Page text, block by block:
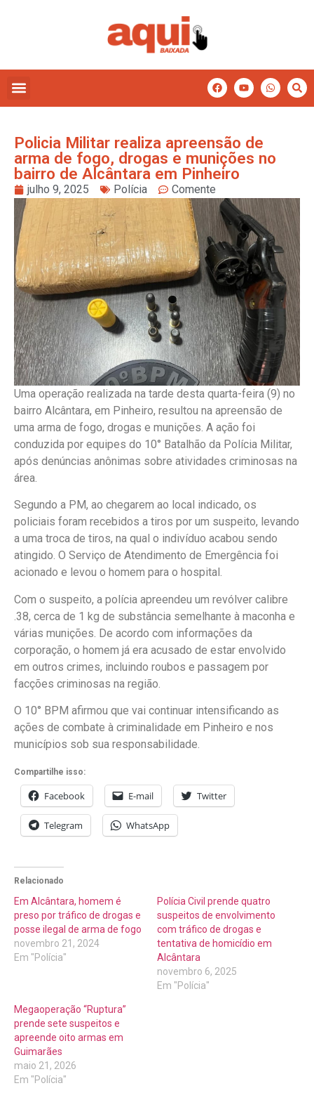
Policia Militar realiza apreensão de
arma de fogo, drogas e munições no
bairro de Alcântara em Pinheiro
julho 9, 2025 Polícia Comente
Uma operação realizada na tarde desta quarta-feira (9) no
bairro Alcântara, em Pinheiro, resultou na apreensão de
uma arma de fogo, drogas e munições. A ação foi
conduzida por equipes do 10° Batalhão da Polícia Militar,
após denúncias anônimas sobre atividades criminosas na
área.
Segundo a PM, ao chegarem ao local indicado, os
policiais foram recebidos a tiros por um suspeito, levando
a uma troca de tiros, na qual o indivíduo acabou sendo
atingido. O Serviço de Atendimento de Emergência foi
acionado e levou o homem para o hospital.
Com o suspeito, a polícia apreendeu um revólver calibre
.38, cerca de 1 kg de substância semelhante à maconha e
várias munições. De acordo com informações da
corporação, o homem já era acusado de estar envolvido
em outros crimes, incluindo roubos e passagem por
facções criminosas na região.
O 10° BPM afirmou que vai continuar intensificando as
ações de combate à criminalidade em Pinheiro e nos
municípios sob sua responsabilidade.
Compartilhe isso:
Facebook E-mail Twitter
Telegram WhatsApp
Relacionado
Em Alcântara, homem é
preso por tráfico de drogas e
posse ilegal de arma de fogo
novembro 21, 2024
Em "Polícia"
Polícia Civil prende quatro
suspeitos de envolvimento
com tráfico de drogas e
tentativa de homicídio em
Alcântara
novembro 6, 2025
Em "Polícia"
Megaoperação “Ruptura”
prende sete suspeitos e
apreende oito armas em
Guimarães
maio 21, 2026
Em "Polícia"